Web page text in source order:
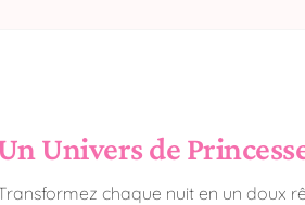
Univers de
chaque nuit en un doux